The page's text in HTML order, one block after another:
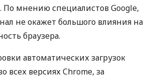
По мнению специалистов Google,
не окажет большого влияния на
браузера.
автоматических загрузок
всех версиях Chrome, за